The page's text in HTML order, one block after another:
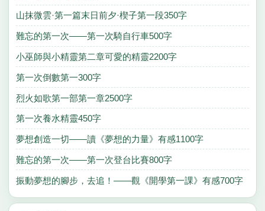
山抹微雲·第一篇末日前夕·楔子第一段350字
難忘的第一次——第一次騎自行車500字
小巫師與小精靈第二章可愛的精靈2200字
第一次倒數第一300字
烈火如歌第一部第一章2500字
第一次養水精靈450字
夢想創造一切——讀《夢想的力量》有感1100字
難忘的第一次——第一次登台比賽800字
振動夢想的腳步，去追！——觀《開學第一課》有感700字